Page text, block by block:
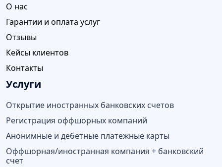
О нас
Гарантии и оплата услуг
Отзывы
Кейсы клиентов
Контакты
Услуги
Открытие иностранных банковских счетов
Регистрация оффшорных компаний
Анонимные и дебетные платежные карты
Оффшорная/иностранная компания + банковский
счет